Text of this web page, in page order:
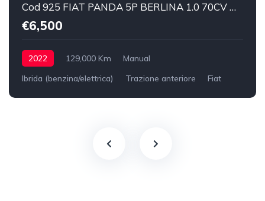
Cod 925 FIAT PANDA 5P BERLINA 1.0 70CV HYBRID EURO 6D VAN 2 P. POP
€6,500
2022 129,000 Km
Manual
Ibrida (benzina/elettrica)
Trazione anteriore Fiat